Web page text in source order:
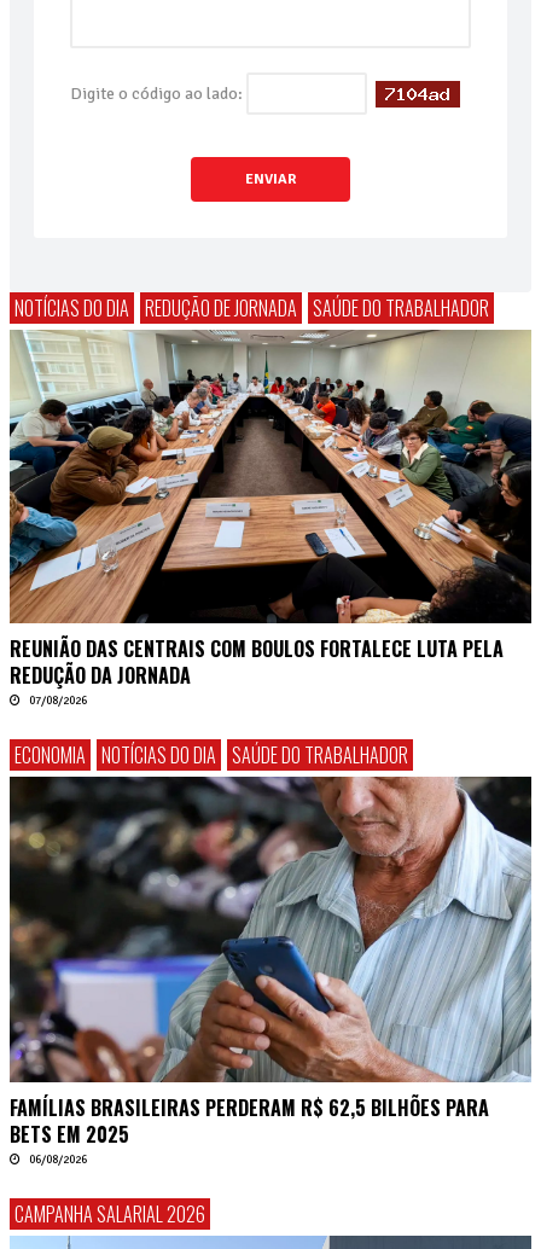
Digite o código ao lado:
ENVIAR
NOTÍCIAS DO DIA REDUÇÃO DE JORNADA SAÚDE DO TRABALHADOR
REUNIÃO DAS CENTRAIS COM BOULOS FORTALECE LUTA PELA
REDUÇÃO DA JORNADA
07/08/2026
ECONOMIA NOTÍCIAS DO DIA SAÚDE DO TRABALHADOR
FAMÍLIAS BRASILEIRAS PERDERAM R$ 62,5 BILHÕES PARA
BETS EM 2025
06/08/2026
CAMPANHA SALARIAL 2026